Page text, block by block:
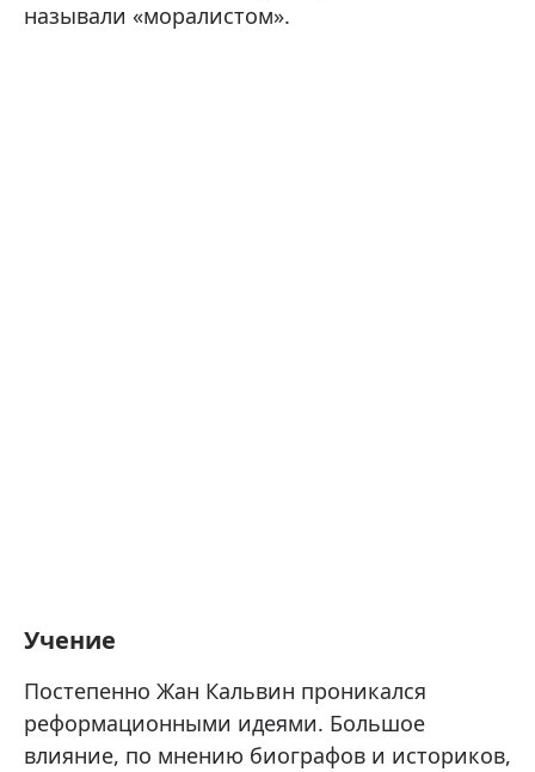
называли «моралистом».
Учение
Постепенно Жан Кальвин проникался
реформационными идеями. Большое
влияние, по мнению биографов и историков,